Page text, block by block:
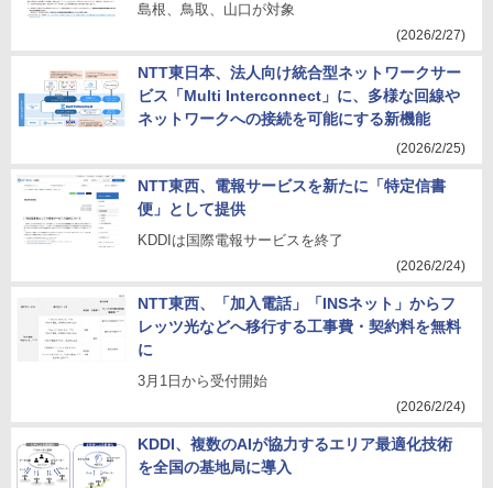
島根、鳥取、山口が対象
(2026/2/27)
NTT東日本、法人向け統合型ネットワークサー
ビス「Multi Interconnect」に、多様な回線や
ネットワークへの接続を可能にする新機能
(2026/2/25)
NTT東西、電報サービスを新たに「特定信書
便」として提供
KDDIは国際電報サービスを終了
(2026/2/24)
NTT東西、「加入電話」「INSネット」からフ
レッツ光などへ移行する工事費・契約料を無料
に
3月1日から受付開始
(2026/2/24)
KDDI、複数のAIが協力するエリア最適化技術
を全国の基地局に導入